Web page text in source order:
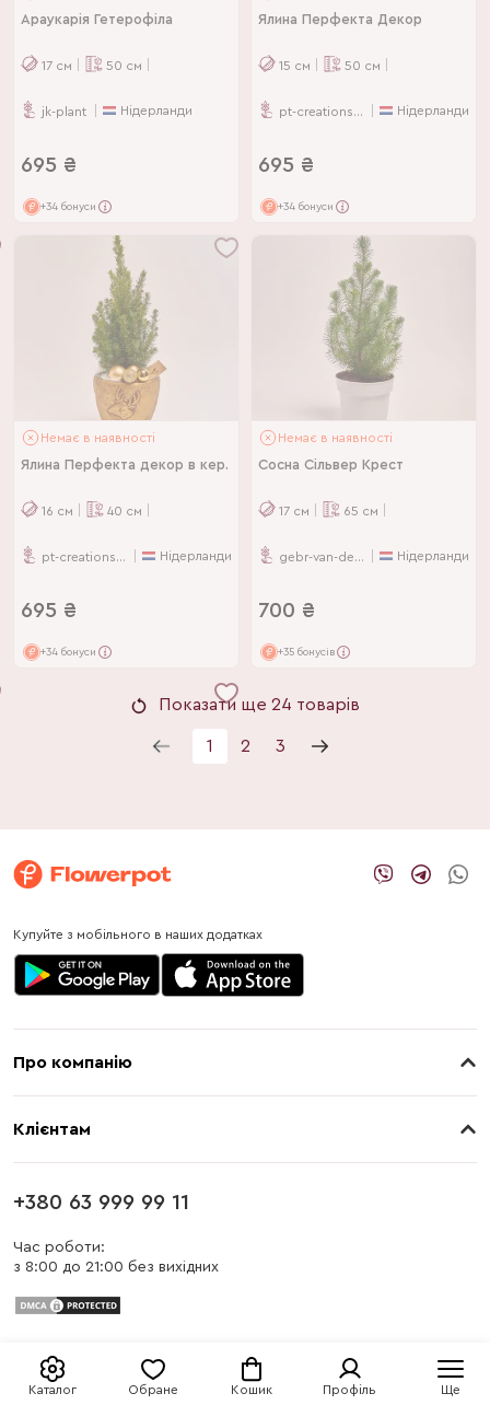
Араукарія Гетерофіла
17 см 50 см
jk-plant Нідерланди
695 ₴
+34 бонуси
Ялина Перфекта Декор
15 см 50 см
pt-creations-bv Нідерланди
695 ₴
+34 бонуси
Немає в наявності
Ялина Перфекта декор в кер.
16 см 40 см
pt-creations-bv Нідерланди
695 ₴
+34 бонуси
Немає в наявності
Сосна Сільвер Крест
17 см 65 см
gebr-van-der-salm-bv Нідерланди
700 ₴
+35 бонусів
Показати ще 24 товарів
1 2 3
Купуйте з мобільного в наших додатках
Про компанію
Клієнтам
Оплата
Блог
Публічна оферта
+380 63 999 99 11
Час роботи:
з 8:00 до 21:00 без вихідних
Каталог Обране Кошик Профіль Ще